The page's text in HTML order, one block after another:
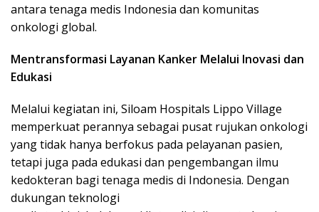
antara tenaga medis Indonesia dan komunitas
onkologi global.
Mentransformasi Layanan Kanker Melalui Inovasi dan
Edukasi
Melalui kegiatan ini, Siloam Hospitals Lippo Village
memperkuat perannya sebagai pusat rujukan onkologi
yang tidak hanya berfokus pada pelayanan pasien,
tetapi juga pada edukasi dan pengembangan ilmu
kedokteran bagi tenaga medis di Indonesia. Dengan
dukungan teknologi